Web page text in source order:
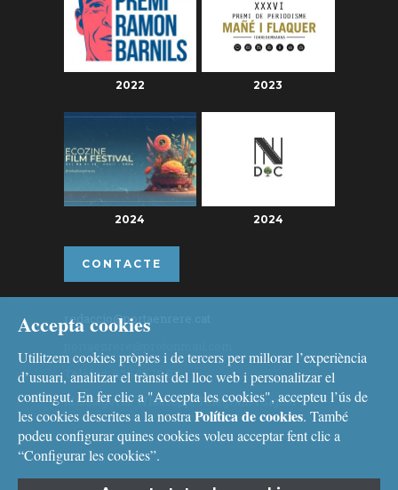
2022 2023
2024 2024
CONTACTE
redaccio@portaenrere.cat
Telèfon: 626 26 19 93
Missatgeria: Whatsapp, Telegram i Signal
Accepta cookies
Utilitzem cookies pròpies i de tercers per millorar l’experiència
d’usuari, analitzar el trànsit del lloc web i personalitzar el
contingut. En fer clic a "Accepta les cookies", accepteu l’ús de
les cookies descrites a la nostra Política de cookies. També
podeu configurar quines cookies voleu acceptar fent clic a
“Configurar les cookies”.